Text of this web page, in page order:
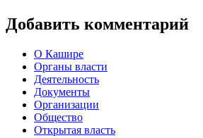
Добавить комментарий
О Кашире
Органы власти
Деятельность
Документы
Организации
Общество
Открытая власть